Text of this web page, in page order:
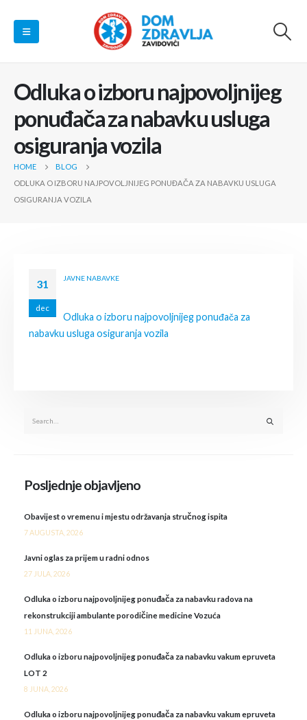
Odluka o izboru najpovoljnijeg
ponuđača za nabavku usluga
osiguranja vozila
HOME
BLOG
ODLUKA O IZBORU NAJPOVOLJNIJEG PONUĐAČA ZA NABAVKU USLUGA
OSIGURANJA VOZILA
31
dec
JAVNE NABAVKE
Odluka o izboru najpovoljnijeg ponuđača za
nabavku usluga osiguranja vozila
Posljednje objavljeno
Obavijest o vremenu i mjestu održavanja stručnog ispita
7 AUGUSTA, 2026
Javni oglas za prijem u radni odnos
27 JULA, 2026
Odluka o izboru najpovoljnijeg ponuđača za nabavku radova na
rekonstrukciji ambulante porodičine medicine Vozuća
11 JUNA, 2026
Odluka o izboru najpovoljnijeg ponuđača za nabavku vakum epruveta
LOT 2
8 JUNA, 2026
Odluka o izboru najpovoljnijeg ponuđača za nabavku vakum epruveta